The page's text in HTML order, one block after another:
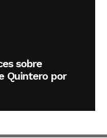
sobre
Quintero por